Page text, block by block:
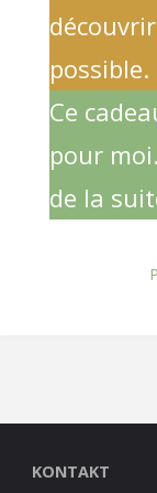
possible.
Ce
pour
de la
KONTAKT